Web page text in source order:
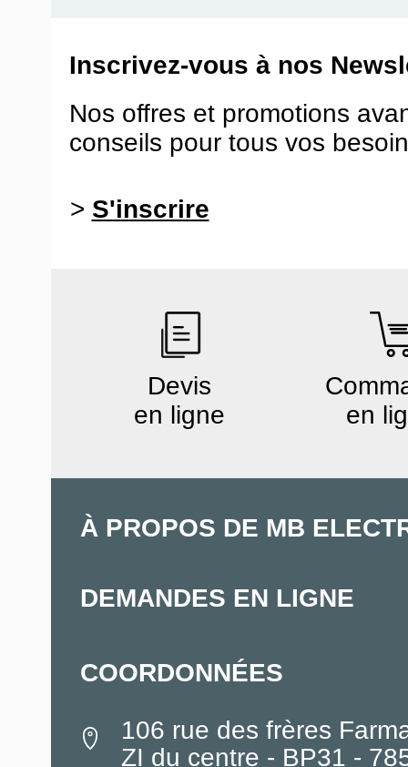
Inscrivez-vous à nos
Nos offres et promotions
conseils pour tous vos
> S'inscrire
Devis
en ligne
en
À PROPOS DE MB
DEMANDES EN LIGNE
COORDONNÉES
106 rue des frères
ZI du centre - BP31 -